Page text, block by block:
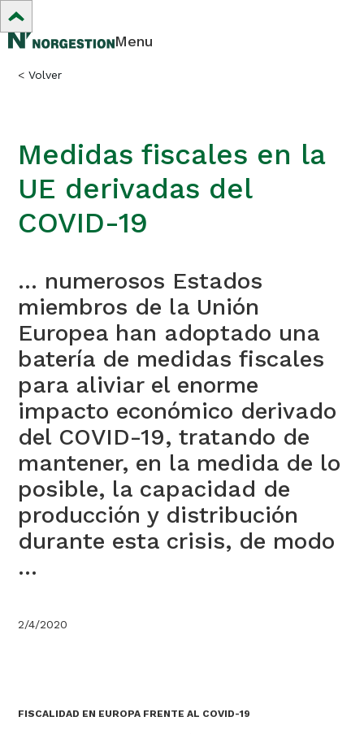
Menu
< Volver
Medidas fiscales en la
UE derivadas del
COVID-19
... numerosos Estados
miembros de la Unión
Europea han adoptado una
batería de medidas fiscales
para aliviar el enorme
impacto económico derivado
del COVID-19, tratando de
mantener, en la medida de lo
posible, la capacidad de
producción y distribución
durante esta crisis, de modo
...
2/4/2020
FISCALIDAD EN EUROPA FRENTE AL COVID-19